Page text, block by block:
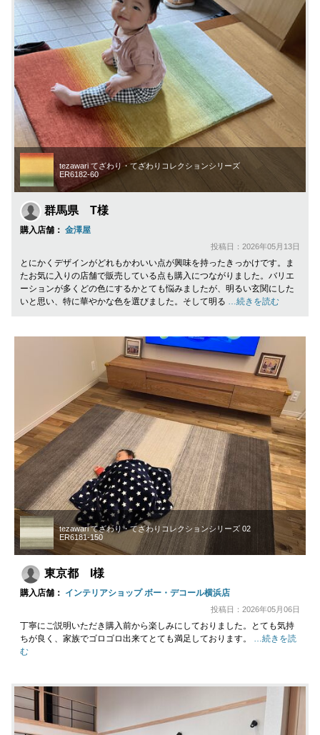
tezawari てざわり・てざわりコレクションシリーズ
ER6182-60
群馬県 T様
購入店舗： 金澤屋
投稿日：2026年05月13日
とにかくデザインがどれもかわいい点が興味を持ったきっかけです。ま
たお気に入りの店舗で販売している点も購入につながりました。バリエ
ーションが多くどの色にするかとても悩みましたが、明るい玄関にした
いと思い、特に華やかな色を選びました。そして明る …続きを読む
tezawari てざわり・てざわりコレクションシリーズ 02
ER6181-150
東京都 I様
購入店舗： インテリアショップ ボー・デコール横浜店
投稿日：2026年05月06日
丁寧にご説明いただき購入前から楽しみにしておりました。とても気持
ちが良く、家族でゴロゴロ出来てとても満足しております。 …続きを読
む